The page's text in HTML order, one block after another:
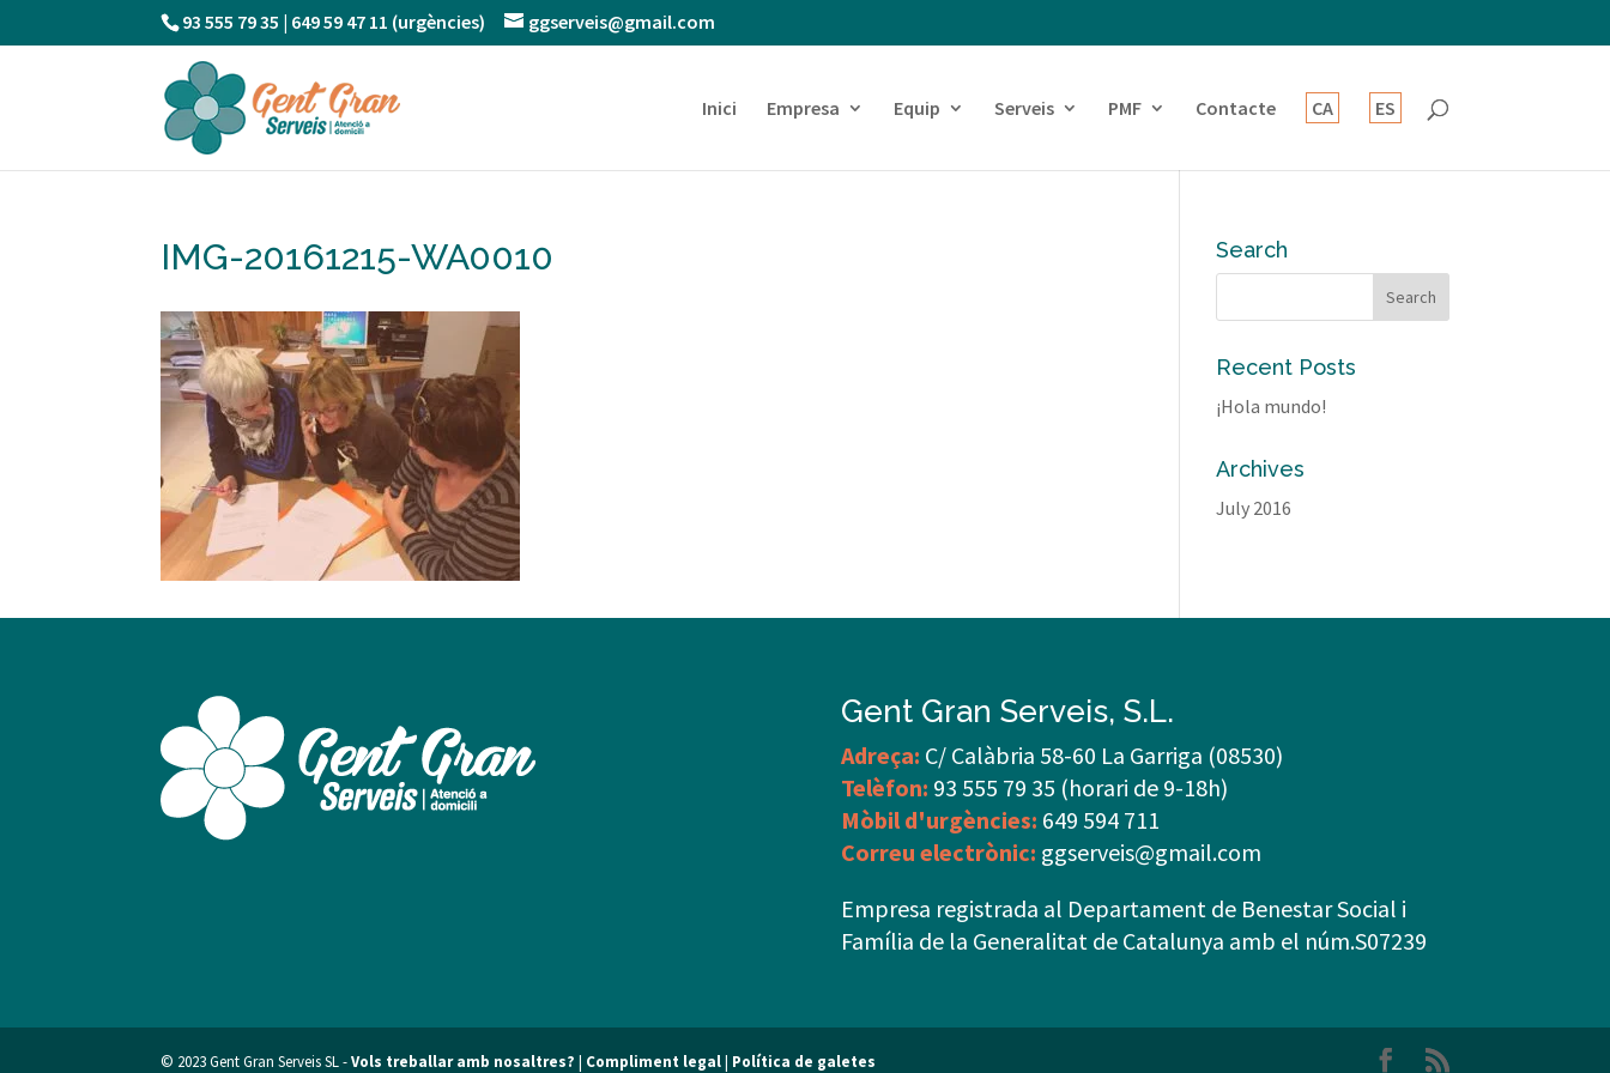
93 555 79 35 | 649 59 47 11 (urgències) ggserveis@gmail.com
Inici Empresa Equip Serveis PMF Contacte CA ES
IMG-20161215-WA0010 Search
Recent Posts
¡Hola mundo!
Archives
July 2016
Gent Gran Serveis, S.L.
Adreça: C/ Calàbria 58-60 La Garriga (08530)
Telèfon: 93 555 79 35 (horari de 9-18h)
Mòbil d'urgències: 649 594 711
Correu electrònic: ggserveis@gmail.com
Empresa registrada al Departament de Benestar Social i
Família de la Generalitat de Catalunya amb el núm.S07239
© 2023 Gent Gran Serveis SL -Vols treballar amb nosaltres? | Compliment legal| Política de galetes